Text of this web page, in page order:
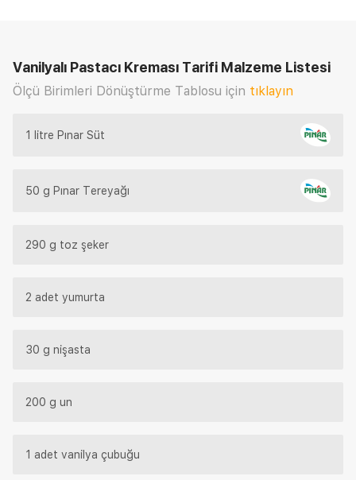
Vanilyalı Pastacı Kreması Tarifi Malzeme Listesi
Ölçü Birimleri Dönüştürme Tablosu için tıklayın
1 litre Pınar Süt
50 g Pınar Tereyağı
290 g toz şeker
2 adet yumurta
30 g nişasta
200 g un
1 adet vanilya çubuğu